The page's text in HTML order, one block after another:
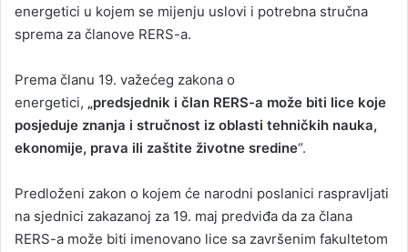
energetici u kojem se mijenju uslovi i potrebna stručna
sprema za članove RERS-a.
Prema članu 19. važećeg zakona o
energetici, „predsjednik i član RERS-a može biti lice koje
posjeduje znanja i stručnost iz oblasti tehničkih nauka,
ekonomije, prava ili zaštite životne sredine“.
Predloženi zakon o kojem će narodni poslanici raspravljati
na sjednici zakazanoj za 19. maj predviđa da za člana
RERS-a može biti imenovano lice sa završenim fakultetom